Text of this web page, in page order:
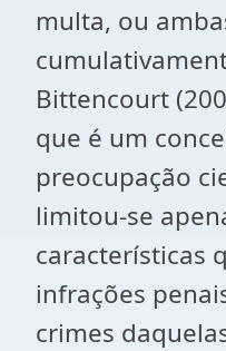
multa, ou
Bittencourt
que é um
preocupação
limitou-se
características
infrações
crimes